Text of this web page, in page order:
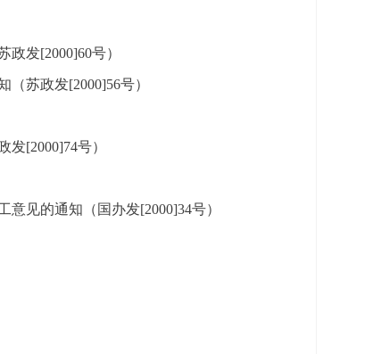
发[2000]60号）
苏政发[2000]56号）
[2000]74号）
见的通知（国办发[2000]34号）